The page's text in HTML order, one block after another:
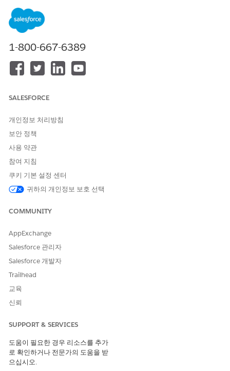
[xxxx] hyper_execute_query: 0 canceled([xxxx]
hyper_execute_query: 0 취소됨)
DataServiceFailure"
또는
"[xxxx] hyper_execute_query: 0 Could not execute
정된 쿼리를 실행할 수 없습니다.)
The result status code is 7.(결과 상태 코드는 7입니
다.)
canceled(취소됨)"
Cause
다.
지가 표시될 수 있습니다.
+ hyper_0_2021_02_22_00_00_00.log
{"ts":"2021-02-
","sess":"-","k":"srm-internal","v":{"msg":"
processes.(리소스 관리자: 모든 프로세스에서 허용된 메모
리 사용량 초과됨.)Memory info: 17,686,609,920 bytes
(current process);30,687,830,016 bytes (Tableau total);
33,131,044,864 bytes (total of all processes); 13 (info
1-800-667-6389
SALESFORCE
개인정보 처리방침
보안 정책
사용 약관
참여 지침
쿠키 기본 설정 센터
귀하의 개인정보 보호 선택
COMMUNITY
AppExchange
Salesforce 관리자
Salesforce 개발자
Trailhead
교육
신뢰
SUPPORT & SERVICES
도움이 필요한 경우 리소스를 추가
로 확인하거나 전문가의 도움을 받
으십시오.